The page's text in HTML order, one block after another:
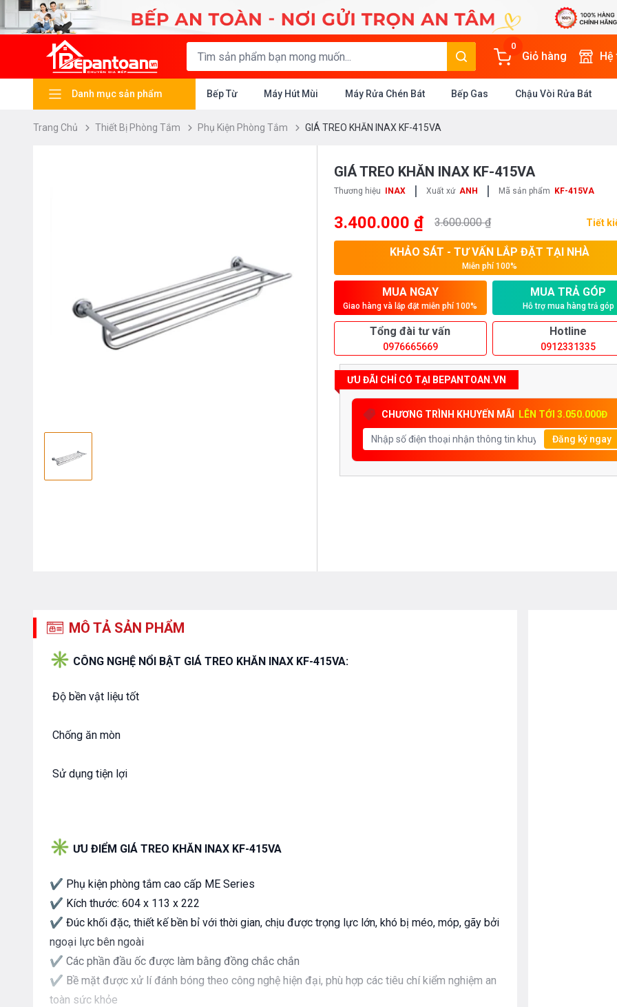
0
Giỏ hàng
Danh mục sản phẩm Bếp Từ Máy Hút Mùi Máy Rửa Chén Bát Bếp Gas Chậu Vòi Rửa Bát
Trang Chủ Thiết Bị Phòng Tắm Phụ Kiện Phòng Tắm GIÁ TREO KHĂN INAX KF-415VA
GIÁ TREO KHĂN INAX KF-415VA
Thương hiệu INAX | Xuất xứ ANH | Mã sản phẩm KF-415VA
3.400.000 ₫ 3.600.000 ₫ Tiết
KHẢO SÁT - TƯ VẤN LẮP ĐẶT TẠI NHÀ
Miễn phí 100%
MUA NGAY
Giao hàng và lắp đặt miễn phí 100%
MUA TRẢ GÓP
Hỗ trợ mua hàng trả góp
Tổng đài tư vấn
0976665669
Hotline
0912331335
ƯU ĐÃI CHỈ CÓ TẠI BEPANTOAN.VN
CHƯƠNG TRÌNH KHUYẾN MÃI LÊN TỚI 3.050.000Đ
Đăng ký ngay
MÔ TẢ SẢN PHẨM
✳ CÔNG NGHỆ NỔI BẬT GIÁ TREO KHĂN INAX KF-415VA:
Độ bền vật liệu tốt
Chống ăn mòn
Sử dụng tiện lợi
✳ ƯU ĐIỂM GIÁ TREO KHĂN INAX KF-415VA
✔ Phụ kiện phòng tắm cao cấp ME Series
✔ Kích thước: 604 x 113 x 222
✔ Đúc khối đặc, thiết kế bền bỉ với thời gian, chịu được trọng lực lớn, khó bị méo, móp, gãy bởi
ngoại lực bên ngoài
✔ Các phần đầu ốc được làm bằng đồng chắc chắn
✔ Bề mặt được xử lí đánh bóng theo công nghệ hiện đại, phù hợp các tiêu chí kiểm nghiệm an
toàn sức khỏe